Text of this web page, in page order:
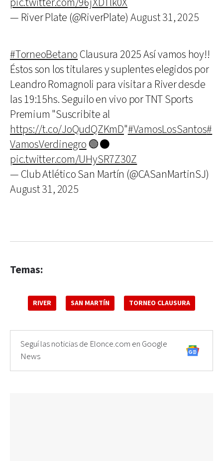
— River Plate (@RiverPlate) August 31, 2025
#TorneoBetano Clausura 2025 Así vamos hoy!!
Éstos son los titulares y suplentes elegidos por
Leandro Romagnoli para visitar a River desde
las 19:15hs. Seguilo en vivo por TNT Sports
Premium "Suscribite al
https://t.co/JoQudQZKmD"#VamosLosSantos#
VamosVerdinegro🟢⚫
pic.twitter.com/UHySR7Z30Z
— Club Atlético San Martín (@CASanMartinSJ)
August 31, 2025
Temas:
RIVER SAN MARTÍN TORNEO CLAUSURA
Seguí las noticias de Elonce.com en Google
News